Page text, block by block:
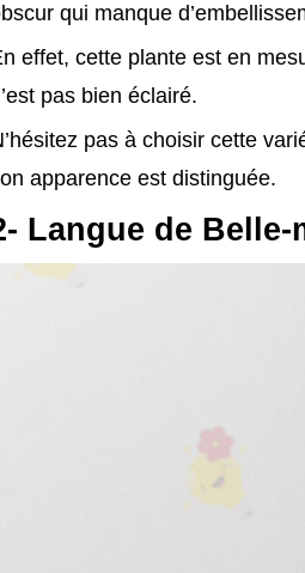
qui manque
effet, cette plante est en
pas bien éclairé.
pas à choisir cette
apparence est distinguée.
Langue de Belle-